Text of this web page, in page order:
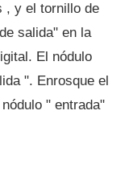
, y el tornillo de
salida" en la
El nódulo
". Enrosque el
" entrada"